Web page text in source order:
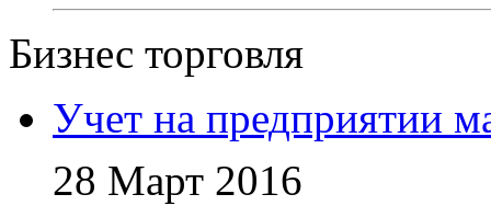
Бизнес торговля
Учет на предприятии
28 Март 2016